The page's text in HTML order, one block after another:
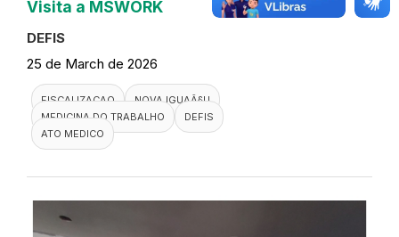
Visita a MSWORK
DEFIS
25 de March de 2026
FISCALIZACAO
NOVA IGUAÃ§U
MEDICINA DO TRABALHO
DEFIS
ATO MEDICO